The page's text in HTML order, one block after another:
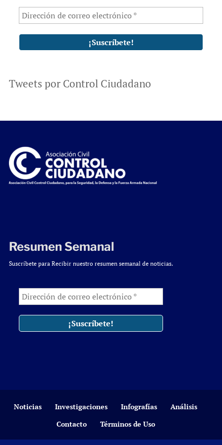
Tweets por Control Ciudadano
Resumen Semanal
Suscríbete para Recibir nuestro resumen semanal de noticias.
Noticias Investigaciones Infografías
Análisis
Contacto
Términos de Uso